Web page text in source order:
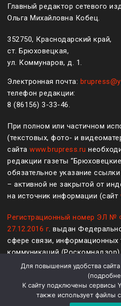
Главный редактор сетевого
Ольга Михайловна Кобец.
352750, Краснодарский край,
ст. Брюховецкая,
ул. Коммунаров, д. 1.
Электронная почта:
телефон редакции:
8 (861 56) 3-33-46.
При полном или частичном
(текстовых, фото- и
сайта www.brupress.ru
редакции газеты
обязательное указание
– активной не закрытой от
на источник информации (сайт
Регистрационный номер ЭЛ №
27.12.2016 г. выдан
сфере связи, информационных
коммуникаций (Роскомнадзор)
Политика
Для повышения удобства
(
К сайту подключены сервисы
также использует файлы